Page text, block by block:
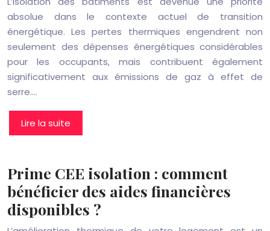
absolue dans le contexte actuel de transition
énergétique. Les pertes thermiques engendrent non
seulement des dépenses énergétiques considérables
pour les occupants, mais contribuent également
significativement aux émissions de gaz à effet de
serre….
Lire la suite
Prime CEE isolation : comment
bénéficier des aides financières
disponibles ?